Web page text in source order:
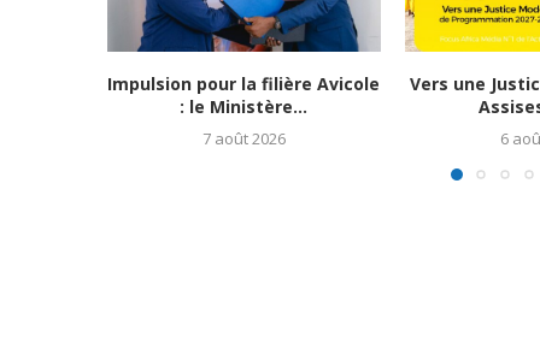
Impulsion pour la filière Avicole
: le Ministère...
7 août 2026
Vers une
6